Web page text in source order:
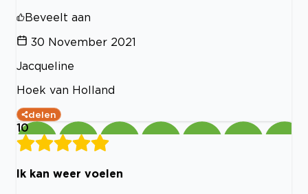
Beveelt aan
30 November 2021
Jacqueline
Hoek van Holland
delen
10
Ik kan weer voelen